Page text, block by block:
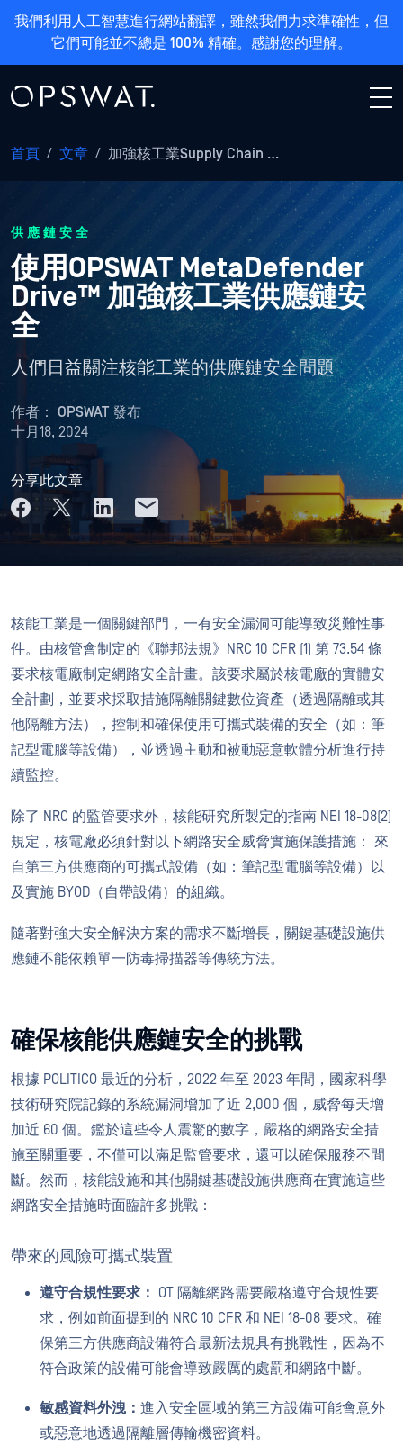
我們利用人工智慧進行網站翻譯，雖然我們力求準確性，但
它們可能並不總是 100% 精確。感謝您的理解。
首頁 / 文章 / 加強核工業Supply Chain …
供應鏈安全
使用OPSWAT MetaDefender
Drive™ 加強核工業供應鏈安
全
人們日益關注核能工業的供應鏈安全問題
作者： OPSWAT 發布
十月18, 2024
分享此文章
核能工業是一個關鍵部門，一有安全漏洞可能導致災難性事
件。由核管會制定的《聯邦法規》NRC 10 CFR (1) 第 73.54 條
要求核電廠制定網路安全計畫。該要求屬於核電廠的實體安
全計劃，並要求採取措施隔離關鍵數位資產（透過隔離或其
他隔離方法），控制和確保使用可攜式裝備的安全（如：筆
記型電腦等設備），並透過主動和被動惡意軟體分析進行持
續監控。
除了 NRC 的監管要求外，核能研究所製定的指南 NEI 18-08(2)
規定，核電廠必須針對以下網路安全威脅實施保護措施： 來
自第三方供應商的可攜式設備（如：筆記型電腦等設備）以
及實施 BYOD（自帶設備）的組織。
隨著對強大安全解決方案的需求不斷增長，關鍵基礎設施供
應鏈不能依賴單一防毒掃描器等傳統方法。
確保核能供應鏈安全的挑戰
根據 POLITICO 最近的分析，2022 年至 2023 年間，國家科學
技術研究院記錄的系統漏洞增加了近 2,000 個，威脅每天增
加近 60 個。鑑於這些令人震驚的數字，嚴格的網路安全措
施至關重要，不僅可以滿足監管要求，還可以確保服務不間
斷。然而，核能設施和其他關鍵基礎設施供應商在實施這些
網路安全措施時面臨許多挑戰：
帶來的風險可攜式裝置
遵守合規性要求：
OT 隔離網路需要嚴格遵守合規性要
求，例如前面提到的 NRC 10 CFR 和 NEI 18-08 要求。確
保第三方供應商設備符合最新法規具有挑戰性，因為不
符合政策的設備可能會導致嚴厲的處罰和網路中斷。
敏感資料外洩： 進入安全區域的第三方設備可能會意外
或惡意地透過隔離層傳輸機密資料。